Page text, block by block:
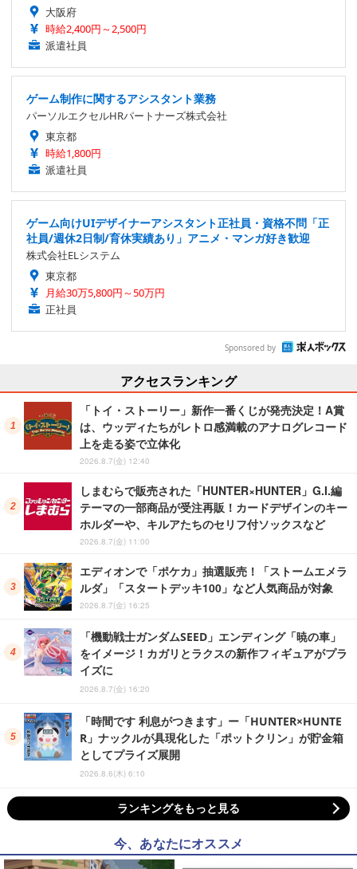
大阪府
時給2,400円～2,500円
派遣社員
ゲーム制作に関するアシスタント業務
パーソルエクセルHRパートナーズ株式会社
東京都
時給1,800円
派遣社員
ゲーム向けUIデザイナーアシスタント正社員・資格不問「正
社員/週休2日制/育休実績あり」アニメ・マンガ好き歓迎
株式会社ELシステム
東京都
月給30万5,800円～50万円
正社員
Sponsored by
アクセスランキング
「トイ・ストーリー」新作一番くじが発売決定！A賞
は、ウッディたちがレトロ感満載のアナログレコード
上を走る姿で立体化
2026.8.7(金) 12:40
しまむらで販売された「HUNTER×HUNTER」G.I.編
テーマの一部商品が受注再販！カードデザインのキー
ホルダーや、キルアたちのセリフ付ソックスなど
2026.8.7(金) 11:00
エディオンで「ポケカ」抽選販売！「ストームエメラ
ルダ」「スタートデッキ100」など人気商品が対象
2026.8.7(金) 16:25
「機動戦士ガンダムSEED」エンディング「暁の車」
をイメージ！カガリとラクスの新作フィギュアがプラ
イズに
2026.8.7(金) 16:20
「時間です 利息がつきます」ー「HUNTER×HUNTE
R」ナックルが具現化した「ポットクリン」が貯金箱
としてプライズ展開
2026.8.6(木) 6:10
ランキングをもっと見る
今、あなたにオススメ